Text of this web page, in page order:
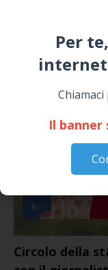
Per
Chiamaci
Il banner
I
Circolo della